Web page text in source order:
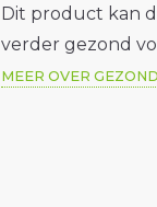
Dit product kan
verder gezond
MEER OVER